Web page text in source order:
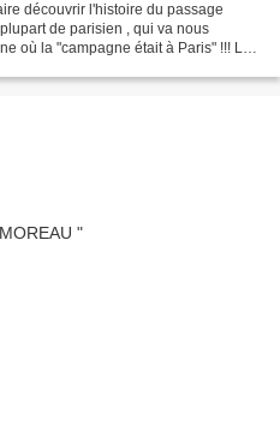
découvrir l'histoire du passage
de parisien , qui va nous
où la "campagne était à Paris" !!! Le